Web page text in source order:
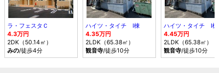
ラ・フェスタＣ
4.3万円
2DK（50.14㎡）
みの/徒歩4分
ハイツ・タイチ Ⅰ棟
4.35万円
2LDK（65.38㎡）
観音寺/徒歩10分
ハイツ・タイチ Ⅰ棟
4.45万円
2LDK（65.38㎡）
観音寺/徒歩10分